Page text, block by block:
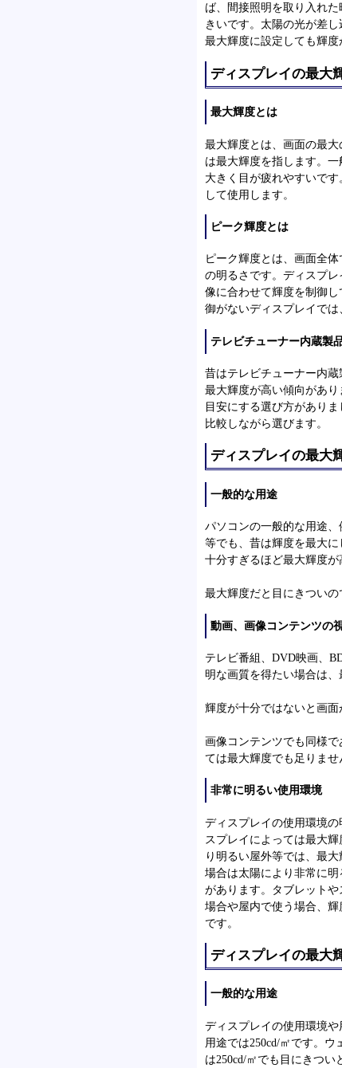
ば、間接照明を取り入れ
きいです。太陽の光が差
最大輝度に設定しても輝度
ディスプレイの最大
最大輝度とは
最大輝度とは、画面の最
は最大輝度を指します。
大きく目が疲れやすいで
して使用します。
ピーク輝度とは
ピーク輝度とは、画面全
の明るさです。ディスプ
像に合わせて輝度を制御
御がないディスプレイでは
テレビチューナー内蔵製
昔はテレビチューナー内
最大輝度が高い傾向があ
目安にする選び方があり
比較しながら選びます。
ディスプレイの最大
一般的な用途
パソコンの一般的な用途
等でも、昔は輝度を最大
十分すぎるほど最大輝度が
最大輝度だと目にきついの
動画、画像コンテンツの
テレビ番組、DVD映画、
明な画質を得たい場合は
輝度が十分ではないと画面
画像コンテンツでも同様
ては最大輝度でも足りませ
非常に明るい使用環境
ディスプレイの使用環境
スプレイによっては最大
り明るい屋外等では、最
場合は太陽により非常に
があります。タブレット
場合や屋内で使う場合、
です。
ディスプレイの最大
一般的な用途
ディスプレイの使用環境
用途では250cd/㎡です。
は250cd/㎡でも目にきつ